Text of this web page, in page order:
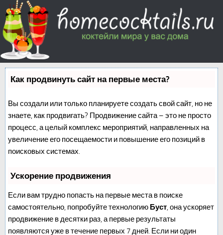
Как продвинуть сайт на первые места?
Вы создали или только планируете создать свой сайт, но не
знаете, как продвигать? Продвижение сайта – это не просто
процесс, а целый комплекс мероприятий, направленных на
увеличение его посещаемости и повышение его позиций в
поисковых системах.
Ускорение продвижения
Если вам трудно попасть на первые места в поиске
самостоятельно, попробуйте технологию Буст, она ускоряет
продвижение в десятки раз, а первые результаты
появляются уже в течение первых 7 дней. Если ни один